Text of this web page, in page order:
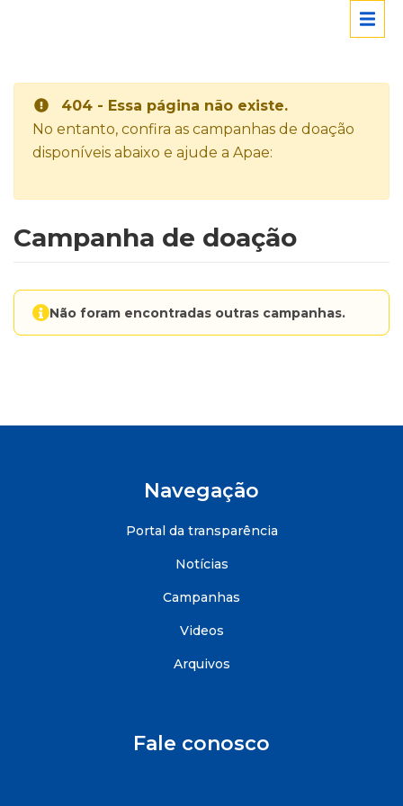
404 - Essa página não existe.
No entanto, confira as campanhas de doação
disponíveis abaixo e ajude a Apae:
Campanha de doação
Não foram encontradas outras campanhas.
Navegação
Portal da transparência
Notícias
Campanhas
Videos
Arquivos
Fale conosco